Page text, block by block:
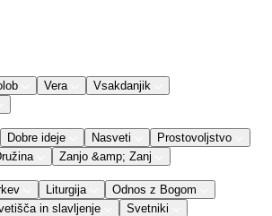
Vera
Vsakdanjik
Dobre ideje Nasveti
Prostovoljstvo
Zanjo &amp; Zanj
Liturgija
Odnos z Bogom
in slavljenje
Svetniki